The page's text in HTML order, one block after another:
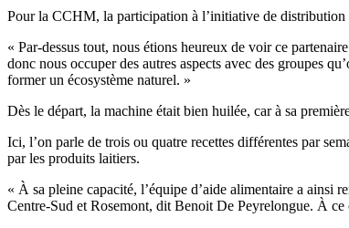
Pour la CCHM, la participation à l’initiative de distribution
« Par-dessus tout, nous étions heureux de voir ce
donc nous occuper des autres aspects avec des groupes
former un écosystème naturel. »
Dès le départ, la machine était bien huilée, car à sa
Ici, l’on parle de trois ou quatre recettes différentes par
par les produits laitiers.
« À sa pleine capacité, l’équipe d’aide alimentaire a ainsi
Centre-Sud et Rosemont, dit Benoit De Peyrelongue. À ce